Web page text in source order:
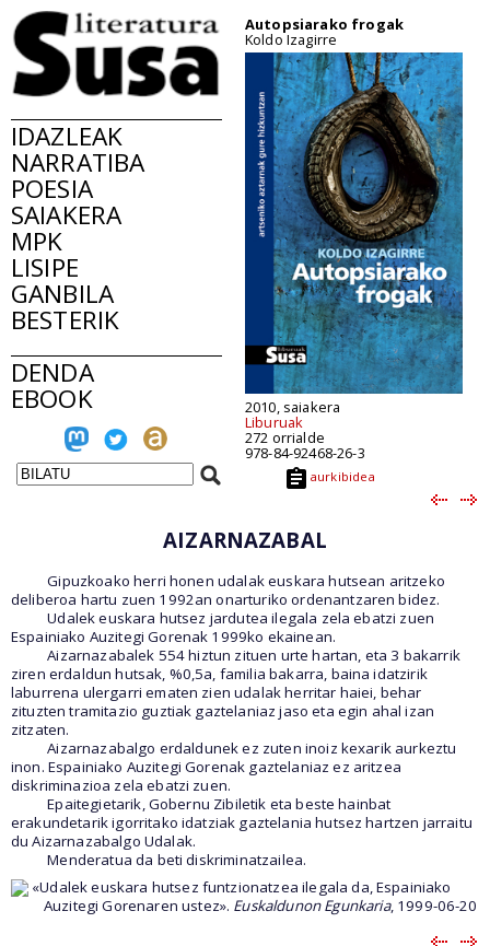
IDAZLEAK
NARRATIBA
POESIA
SAIAKERA
MPK
LISIPE
GANBILA
BESTERIK
DENDA
EBOOK
Autopsiarako frogak
Koldo Izagirre
2010, saiakera
Liburuak
272 orrialde
978-84-92468-26-3
aurkibidea
AIZARNAZABAL
Gipuzkoako herri honen udalak euskara hutsean aritzeko
deliberoa hartu zuen 1992an onarturiko ordenantzaren bidez.
Udalek euskara hutsez jardutea ilegala zela ebatzi zuen
Espainiako Auzitegi Gorenak 1999ko ekainean.
Aizarnazabalek 554 hiztun zituen urte hartan, eta 3 bakarrik
ziren erdaldun hutsak, %0,5a, familia bakarra, baina idatzirik
laburrena ulergarri ematen zien udalak herritar haiei, behar
zituzten tramitazio guztiak gaztelaniaz jaso eta egin ahal izan
zitzaten.
Aizarnazabalgo erdaldunek ez zuten inoiz kexarik aurkeztu
inon. Espainiako Auzitegi Gorenak gaztelaniaz ez aritzea
diskriminazioa zela ebatzi zuen.
Epaitegietarik, Gobernu Zibiletik eta beste hainbat
erakundetarik igorritako idatziak gaztelania hutsez hartzen jarraitu
du Aizarnazabalgo Udalak.
Menderatua da beti diskriminatzailea.
«Udalek euskara hutsez funtzionatzea ilegala da, Espainiako
Auzitegi Gorenaren ustez». Euskaldunon Egunkaria, 1999-06-20